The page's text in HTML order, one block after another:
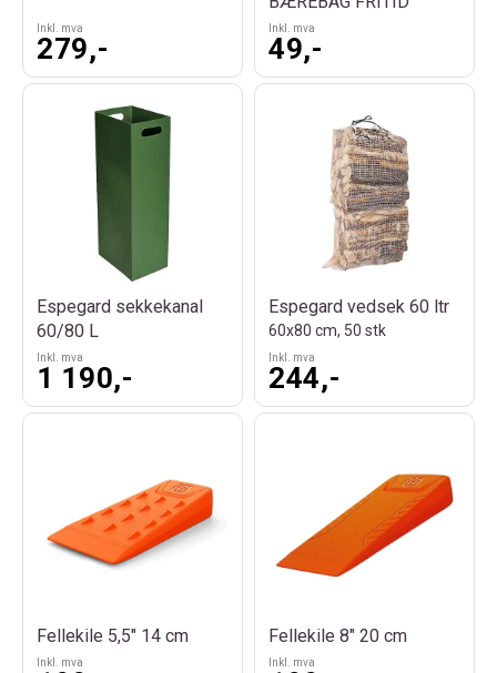
Inkl. mva
279,-
Inkl. mva
49,-
Espegard sekkekanal
60/80 L
Inkl. mva
1 190,-
Espegard vedsek 60 ltr
60x80 cm, 50 stk
Inkl. mva
244,-
Fellekile 5,5" 14 cm
Inkl. mva
Fellekile 8" 20 cm
Inkl. mva